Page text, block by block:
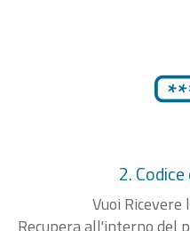
2.
Vuoi
Recupera all'interno del